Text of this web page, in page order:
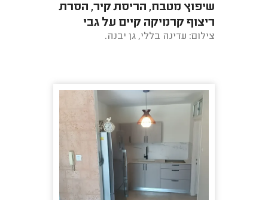
שיפוץ מטבח, הריסת קיר, הסרת
ריצוף קרמיקה קיים על גבי
בלטות וחיפוי מחדש עם אריחי
צילום: עדינה בללי, גן יבנה.